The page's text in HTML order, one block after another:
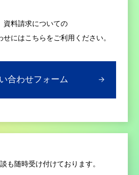
資料請求についての
にはこちらをご利用ください。
合わせフォーム
も随時受け付けております。